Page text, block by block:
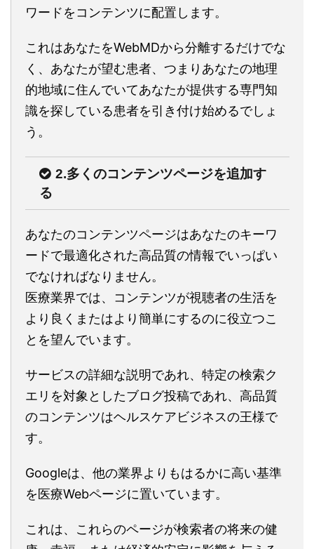
ワードをコンテンツに配置します。
これはあなたをWebMDから分離するだけでな
く、あなたが望む患者、つまりあなたの地理
的地域に住んでいてあなたが提供する専門知
識を探している患者を引き付け始めるでしょ
う。
2.多くのコンテンツページを追加す
る
あなたのコンテンツページはあなたのキーワ
ードで最適化された高品質の情報でいっぱい
でなければなりません。
医療業界では、コンテンツが視聴者の生活を
より良くまたはより簡単にするのに役立つこ
とを望んでいます。
サービスの詳細な説明であれ、特定の検索ク
エリを対象としたブログ投稿であれ、高品質
のコンテンツはヘルスケアビジネスの王様で
す。
Googleは、他の業界よりもはるかに高い基準
を医療Webページに置いています。
これは、これらのページが検索者の将来の健